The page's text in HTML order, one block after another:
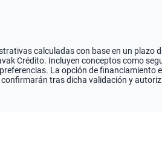
calculadas con base en un plazo
Crédito. Incluyen conceptos como
La opción de
tras dicha validación y